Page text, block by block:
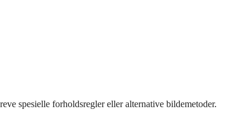
spesielle forholdsregler eller alternative bildemetoder.